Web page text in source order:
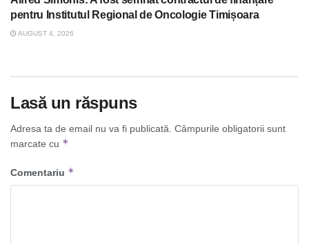
pentru Institutul Regional de Oncologie Timișoara
AUGUST 4, 2026
Lasă un răspuns
Adresa ta de email nu va fi publicată. Câmpurile obligatorii sunt
marcate cu *
Comentariu *